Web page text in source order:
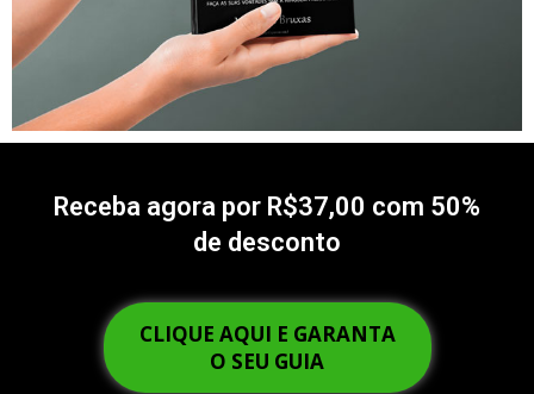
Receba agora por R$37,00 com 50%
de desconto
CLIQUE AQUI E GARANTA
O SEU GUIA